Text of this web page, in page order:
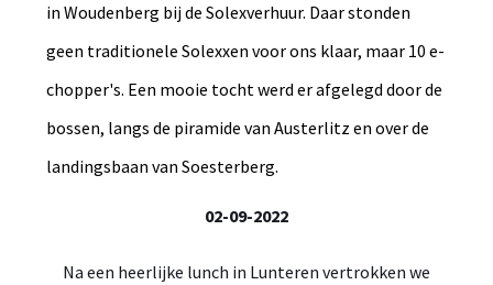
in Woudenberg bij de Solexverhuur. Daar stonden
geen traditionele Solexxen voor ons klaar, maar 10 e-
chopper's. Een mooie tocht werd er afgelegd door de
bossen, langs de piramide van Austerlitz en over de
landingsbaan van Soesterberg.
02-09-2022
Na een heerlijke lunch in Lunteren vertrokken we